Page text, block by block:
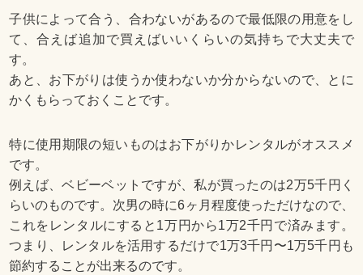
子供によって合う、合わないがあるので最低限の用意をし
て、合えば追加で買えばいいくらいの気持ちで大丈夫で
す。
あと、お下がりは使うか使わないか分からないので、とに
かくもらっておくことです。
特に使用期限の短いものはお下がりかレンタルがオススメ
です。
例えば、ベビーベットですが、私が買ったのは2万5千円く
らいのものです。次男の時に6ヶ月程度使っただけなので、
これをレンタルにすると1万円から1万2千円で済みます。
つまり、レンタルを活用するだけで1万3千円〜1万5千円も
節約することが出来るのです。